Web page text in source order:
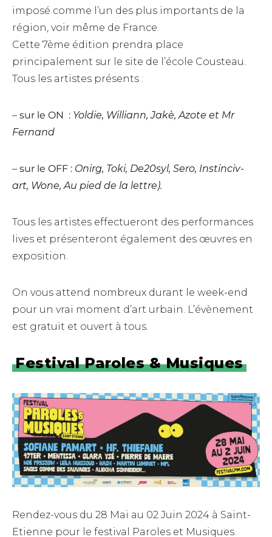
imposé comme l’un des plus importants de la
région, voir même de France.
Cette 7ème édition prendra place
principalement sur le site de l’école Cousteau.
Tous les artistes présents :
– sur le ON : Yoldie, Williann, Jakè, Azote et Mr
Fernand
– sur le OFF : Onirg, Toki, De20syl, Sero, Instinciv-
art, Wone, Au pied de la lettre).
Tous les artistes effectueront des performances
lives et présenteront également des œuvres en
exposition.
On vous attend nombreux durant le week-end
pour un vrai moment d’art urbain. L’évènement
est gratuit et ouvert à tous.
Festival Paroles & Musiques
Rendez-vous du 28 Mai au 02 Juin 2024 à Saint-
Etienne pour le festival Paroles et Musiques.